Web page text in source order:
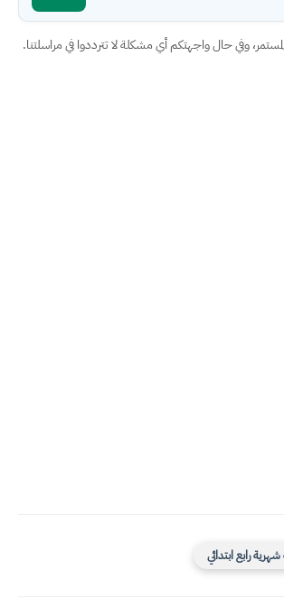
وفي حال واجهتكم أي مشكلة لا تترددوا في مراسلتنا.
رابع ابتدائي